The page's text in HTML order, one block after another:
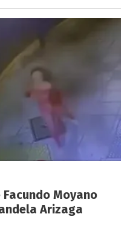
Moyano
Arizaga